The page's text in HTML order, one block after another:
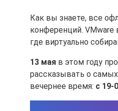
Как вы знаете, все
конференций.
где виртуально
13 мая в этом году
рассказывать о
вечернее время: с 19-